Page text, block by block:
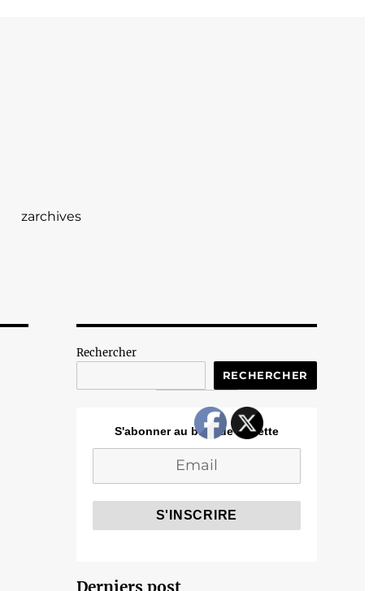
zarchives
Rechercher
RECHERCHER
S'abonner au blog de Cozette
Derniers post